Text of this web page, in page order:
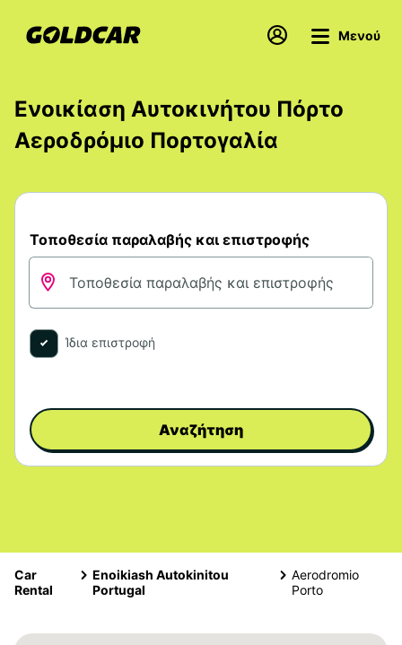
Μενού
Ενοικίαση Αυτοκινήτου Πόρτο
Αεροδρόμιο Πορτογαλία
Τοποθεσία παραλαβής και επιστροφής
Ίδια επιστροφή
Αναζήτηση
Car
Rental
Enoikiash Autokinitou
Portugal
Aerodromio
Porto